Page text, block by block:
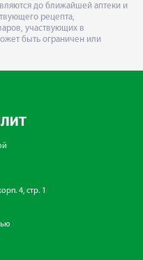
до ближайшей аптеки и
рецепта,
участвующих в
быть ограничен или
4, стр. 1